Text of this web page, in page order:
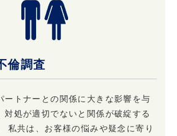
倫調査
ートナーとの関係に大きな影響を与
対処が適切でないと関係が破綻する
私共は、お客様の悩みや疑念に寄り